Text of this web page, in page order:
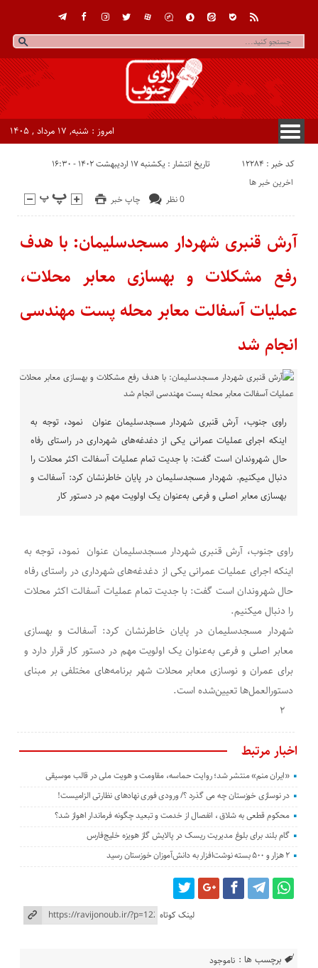
امروز : شنبه, ۱۷ مرداد , ۱۴۰۵
کد خبر : 12284 تاریخ انتشار : یکشنبه ۱۷ اردیبهشت ۱۴۰۲ - ۱۶:۳۰
چاپ خبر 0 نظر
اخرین خبر ها
آرش قنبری شهردار مسجدسلیمان: با هدف
رفع مشکلات و بهسازی معابر محلات،
عملیات آسفالت معابر محله پست مهندسی
انجام شد
راوی جنوب، آرش قنبری شهردار مسجدسلیمان عنوان نمود، توجه به
اینکه اجرای عملیات عمرانی یکی از دغدغه‌های شهرداری در راستای رفاه
حال شهروندان است گفت: با جدیت تمام عملیات آسفالت اکثر محلات را
دنبال میکنیم. شهردار مسجدسلیمان در پایان خاطرنشان کرد: آسفالت و
بهسازی معابر اصلی و فرعی به‌عنوان یک اولویت مهم در دستور کار
راوی جنوب، آرش قنبری شهردار مسجدسلیمان عنوان نمود، توجه به
اینکه اجرای عملیات عمرانی یکی از دغدغه‌های شهرداری در راستای رفاه
حال شهروندان است گفت: با جدیت تمام عملیات آسفالت اکثر محلات
را دنبال میکنیم.
شهردار مسجدسلیمان در پایان خاطرنشان کرد: آسفالت و بهسازی
معابر اصلی و فرعی به‌عنوان یک اولویت مهم در دستور کار قرار دارد و
برای عمران و نوسازی معابر محلات شهر برنامه‌های مختلفی بر مبنای
دستورالعمل‌ها تعیین‌شده است.
۲
اخبار مرتبط
«ایران منم» منتشر شد؛ روایت حماسه، مقاومت و هویت ملی در قالب موسیقی
در نوسازی خوزستان چه می گذرد ؟/ ورودی فوری نهادهای نظارتی الزامیست!
محکوم قطعی به شلاق ، انفصال از خدمت و تبعید چگونه فرماندار اهواز شد؟
گام بلند برای بلوغ مدیریت ریسک در پالایش گاز هویزه خلیج‌فارس
۲ هزار و ۵۰۰ بسته نوشت‌افزار به دانش‌آموزان خوزستان رسید
لینک کوتاه
برچسب ها : ناموجود